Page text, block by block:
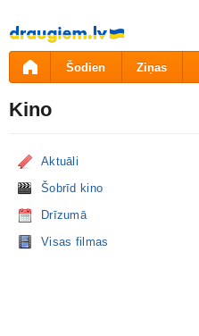
Pāriet
uz
saturu
Šodien Ziņas
Kino
Aktuāli
Šobrīd kino
Drīzumā
Visas filmas